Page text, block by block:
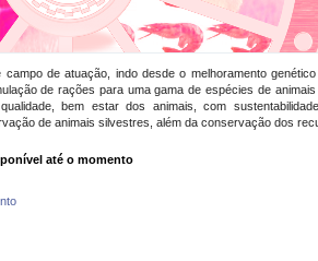
de atuação, indo desde o melhoramento
de rações para uma gama de espécies de
bem estar dos animais, com
de animais silvestres, além da conservação dos
até o momento